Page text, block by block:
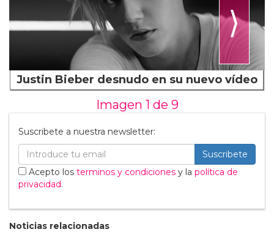
⟩
Justin Bieber desnudo en su nuevo vídeo
Imagen 1 de 9
Suscribete a nuestra newsletter:
Suscribete
Acepto los terminos y condiciones y la política de
privacidad.
Noticias relacionadas